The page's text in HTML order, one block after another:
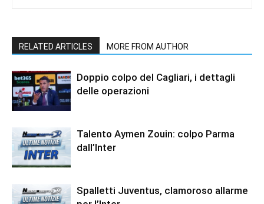
RELATED ARTICLES MORE FROM AUTHOR
Doppio colpo del Cagliari, i dettagli
delle operazioni
Talento Aymen Zouin: colpo Parma
dall’Inter
Spalletti Juventus, clamoroso allarme